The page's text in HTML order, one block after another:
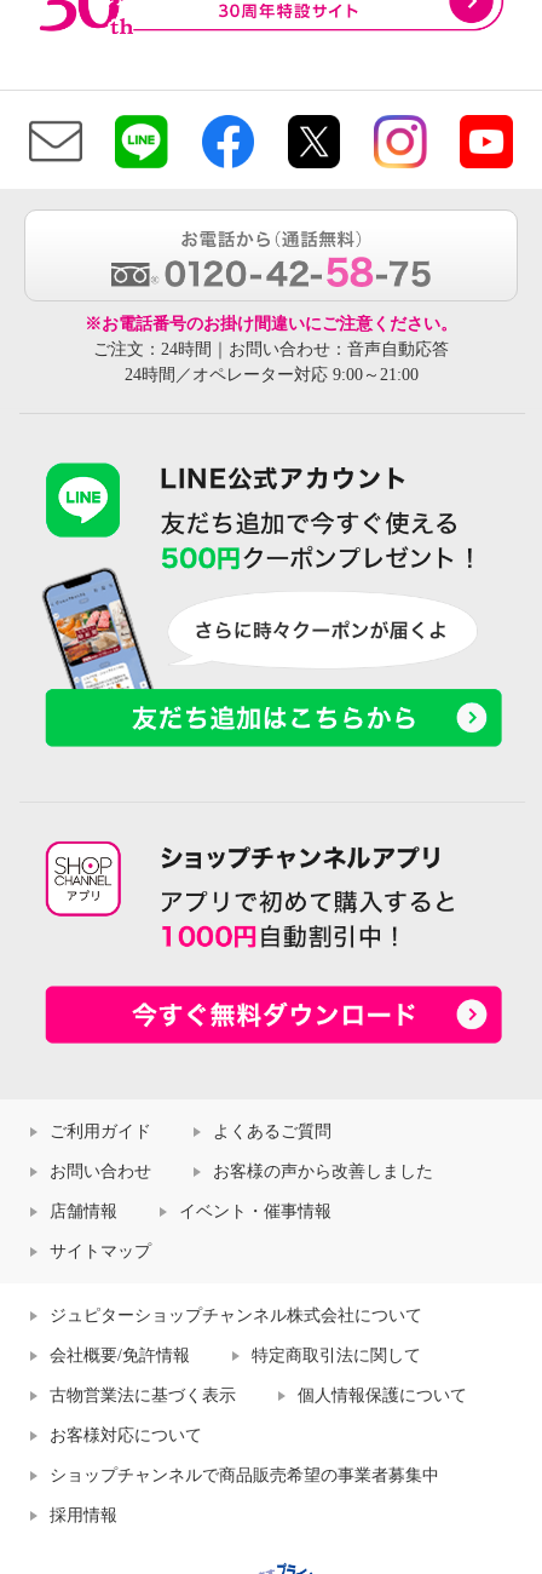
※お電話番号のお掛け間違いにご注意ください。
ご注文：24時間｜お問い合わせ：音声自動応答
24時間／オペレーター対応 9:00～21:00
ご利用ガイド よくあるご質問
お問い合わせ お客様の声から改善しました
店舗情報 イベント・催事情報
サイトマップ
ジュピターショップチャンネル株式会社について
会社概要/免許情報 特定商取引法に関して
古物営業法に基づく表示 個人情報保護について
お客様対応について
ショップチャンネルで商品販売希望の事業者募集中
採用情報